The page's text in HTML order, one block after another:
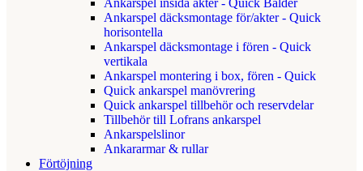
Ankarspel insida akter - Quick Balder
Ankarspel däcksmontage för/akter - Quick
horisontella
Ankarspel däcksmontage i fören - Quick
vertikala
Ankarspel montering i box, fören - Quick
Quick ankarspel manövrering
Quick ankarspel tillbehör och reservdelar
Tillbehör till Lofrans ankarspel
Ankarspelslinor
Ankararmar & rullar
Förtöjning